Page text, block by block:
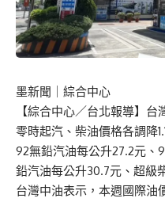
墨新聞 ｜綜合中心
【綜合中心／台北報導】
零時起汽、柴油價格各調降
92無鉛汽油每公升27.2元、
鉛汽油每公升30.7元、超級
台灣中油表示，本週國際油